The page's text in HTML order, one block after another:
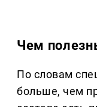
Чем
По словам
больше, чем